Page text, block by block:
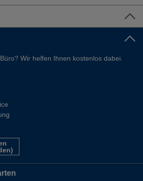
Wir helfen Ihnen kostenlos dabei.